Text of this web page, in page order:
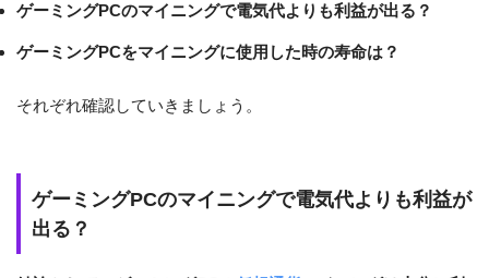
ゲーミングPCのマイニングで電気代よりも利益が出る？
ゲーミングPCをマイニングに使用した時の寿命は？
それぞれ確認していきましょう。
ゲーミングPCのマイニングで電気代よりも利益が
出る？